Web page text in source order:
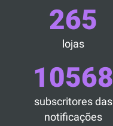
265
lojas
10568
subscritores das
notificações